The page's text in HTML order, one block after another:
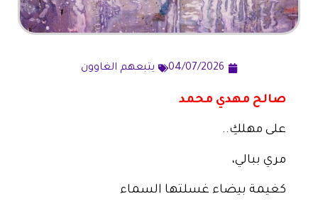
04/07/2026 يتبعهم الغاوون
صالح مهدي محمد
على مهلكِ..
مري ببالي،
كغيمة بيضاء غسلتها السماء